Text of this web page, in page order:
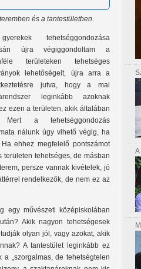
és a tantestületben.
tehetséggondozása
újra végiggondoltam a
területeken tehetséges
lehetőségeit, újra arra a
jutva, hogy a mai
leginkább azoknak
ezen a területen, akik általában
a tehetséggondozás
nálunk úgy vihető végig, ha
ehhez megfelelő pontszámot
tehetséges, de másban
persze vannak kivételek, jó
rendelkezők, de nem ez az
egy művészeti középiskolában
Akik nagyon tehetségesek
olyan jól, vagy azokat, akik
A tantestület leginkább ez
„szorgalmas, de tehetségtelen
A